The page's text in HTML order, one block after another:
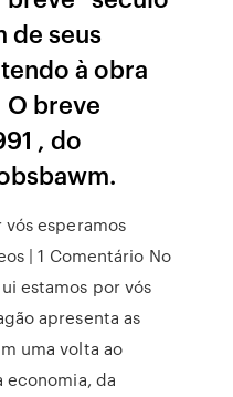
de seus
à obra
O breve
, do
esperamos
| 1 Comentário No
estamos por vós
apresenta as
uma volta ao
economia, da